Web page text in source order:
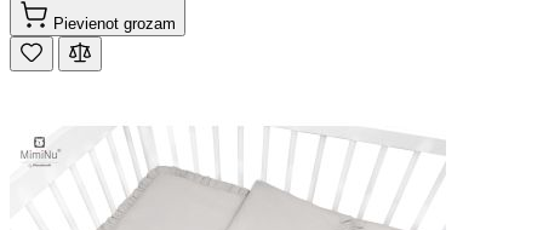
Pievienot grozam